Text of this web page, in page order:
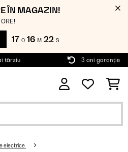
ÎN MAGAZIN!
17 O 16 M 22 S
târziu 3 ani garanție
electrice